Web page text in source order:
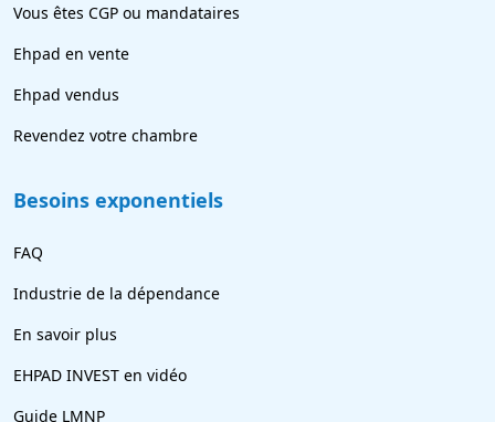
Vous êtes CGP ou mandataires
Ehpad en vente
Ehpad vendus
Revendez votre chambre
Besoins exponentiels
FAQ
Industrie de la dépendance
En savoir plus
EHPAD INVEST en vidéo
Guide LMNP